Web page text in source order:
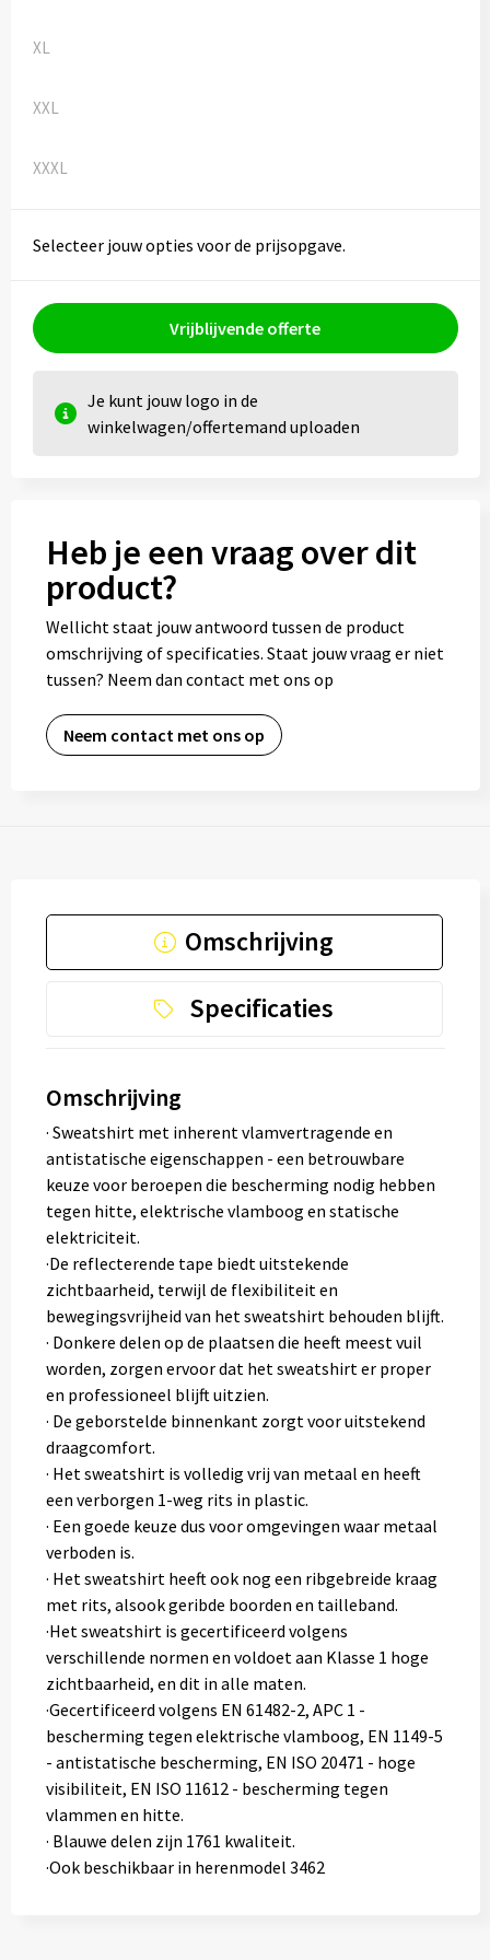
Ondergoed, Sokken en Nachtkleding
Vesten
Bivakmuts test
XL
XXL
XXXL
Selecteer jouw opties voor de prijsopgave.
Vrijblijvende offerte
Je kunt jouw logo in de
winkelwagen/offertemand uploaden
Heb je een vraag over dit
product?
Wellicht staat jouw antwoord tussen de product
omschrijving of specificaties. Staat jouw vraag er niet
tussen? Neem dan contact met ons op
Neem contact met ons op
Omschrijving
Specificaties
Omschrijving
· Sweatshirt met inherent vlamvertragende en
antistatische eigenschappen - een betrouwbare
keuze voor beroepen die bescherming nodig hebben
tegen hitte, elektrische vlamboog en statische
elektriciteit.
·De reflecterende tape biedt uitstekende
zichtbaarheid, terwijl de flexibiliteit en
bewegingsvrijheid van het sweatshirt behouden blijft.
· Donkere delen op de plaatsen die heeft meest vuil
worden, zorgen ervoor dat het sweatshirt er proper
en professioneel blijft uitzien.
· De geborstelde binnenkant zorgt voor uitstekend
draagcomfort.
· Het sweatshirt is volledig vrij van metaal en heeft
een verborgen 1-weg rits in plastic.
· Een goede keuze dus voor omgevingen waar metaal
verboden is.
· Het sweatshirt heeft ook nog een ribgebreide kraag
met rits, alsook geribde boorden en tailleband.
·Het sweatshirt is gecertificeerd volgens
verschillende normen en voldoet aan Klasse 1 hoge
zichtbaarheid, en dit in alle maten.
·Gecertificeerd volgens EN 61482-2, APC 1 -
bescherming tegen elektrische vlamboog, EN 1149-5
- antistatische bescherming, EN ISO 20471 - hoge
visibiliteit, EN ISO 11612 - bescherming tegen
vlammen en hitte.
· Blauwe delen zijn 1761 kwaliteit.
·Ook beschikbaar in herenmodel 3462